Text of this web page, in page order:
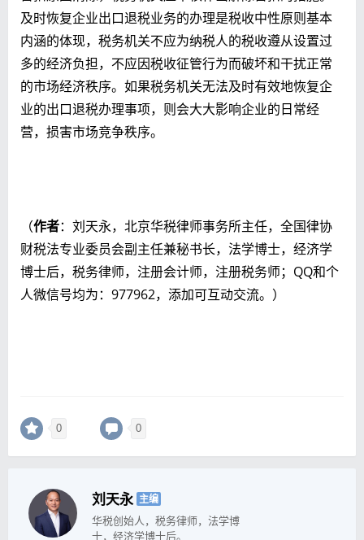
及时恢复企业出口退税业务的办理是税收中性原则基本
内涵的体现，税务机关不应为纳税人的税收遵从设置过
多的经济负担，不应因税收征管行为而破坏和干扰正常
的市场经济秩序。如果税务机关无法及时有效地恢复企
业的出口退税办理事项，则会大大影响企业的日常经
营，损害市场竞争秩序。
（作者：刘天永，北京华税律师事务所主任，全国律协
财税法专业委员会副主任兼秘书长，法学博士，经济学
博士后，税务律师，注册会计师，注册税务师；QQ和个
人微信号均为：977962，添加可互动交流。）
0 0
刘天永 主编
华税创始人，税务律师，法学博
士，经济学博士后。